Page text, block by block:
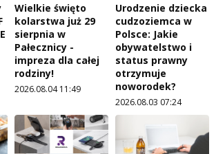
Wielkie święto
kolarstwa już 29
sierpnia w
Pałecznicy -
impreza dla całej
rodziny!
2026.08.04 11:49
Urodzenie dziecka
cudzoziemca w
Polsce: Jakie
obywatelstwo i
status prawny
otrzymuje
noworodek?
2026.08.03 07:24